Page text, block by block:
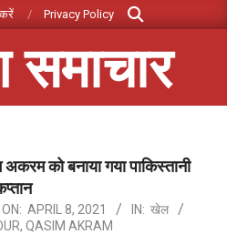
Privacy Policy
Search
को बनाया गया पाकिस्तानी
ON: APRIL 8, 2021 IN: खेल
, QASIM AKRAM